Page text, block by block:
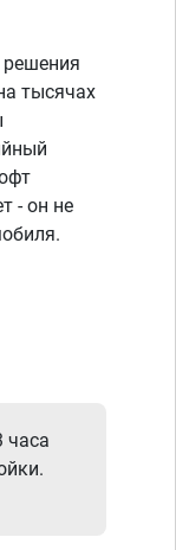
тысячах
- он не
часа